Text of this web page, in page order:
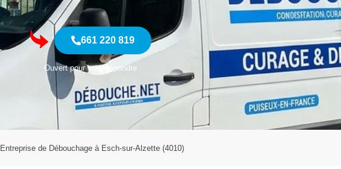
661 220 819
Ouvert pour vous répondre
Entreprise de Débouchage à Esch-sur-Alzette (4010)